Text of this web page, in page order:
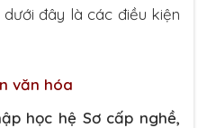
, dưới đây là các điều kiện
văn hóa
học hệ Sơ cấp nghề,